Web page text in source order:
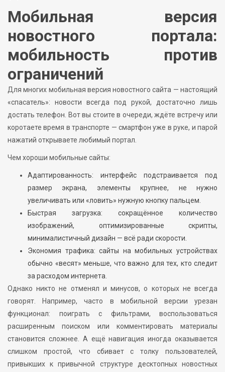
Мобильная версия
новостного портала:
мобильность против
ограничений
Для многих мобильная версия новостного сайта — настоящий
«спасатель»: новости всегда под рукой, достаточно лишь
достать телефон. Вот вы стоите в очереди, ждёте встречу или
коротаете время в транспорте — смартфон уже в руке, и парой
нажатий открываете любимый портал.
Чем хороши мобильные сайты:
Адаптированность: интерфейс подстраивается под
размер экрана, элементы крупнее, не нужно
увеличивать или «ловить» нужную кнопку пальцем.
Быстрая загрузка: сокращённое количество
изображений, оптимизированные скрипты,
минималистичный дизайн — всё ради скорости.
Экономия трафика: сайты на мобильных устройствах
обычно «весят» меньше, что важно для тех, кто следит
за расходом интернета.
Однако никто не отменял и минусов, о которых не всегда
говорят. Например, часто в мобильной версии урезан
функционал: поиграть с фильтрами, воспользоваться
расширенным поиском или комментировать материалы
становится сложнее. А ещё навигация иногда оказывается
слишком простой, что сбивает с толку пользователей,
привыкших к привычной структуре десктопных новостных